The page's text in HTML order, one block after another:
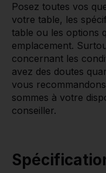
Posez toutes vos
votre table, les
table ou les options
emplacement.
concernant les
avez des doutes
vous
sommes à votre
conseiller.